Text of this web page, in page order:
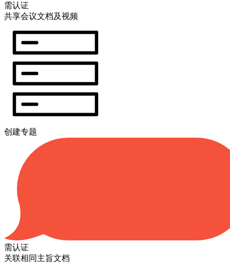
需认证
共享会议文档及视频
创建专题
需认证
关联相同主旨文档